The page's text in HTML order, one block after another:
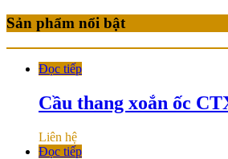
Sản phẩm nổi bật
Đọc tiếp
Cầu thang xoắn ốc
Liên hệ
Đọc tiếp